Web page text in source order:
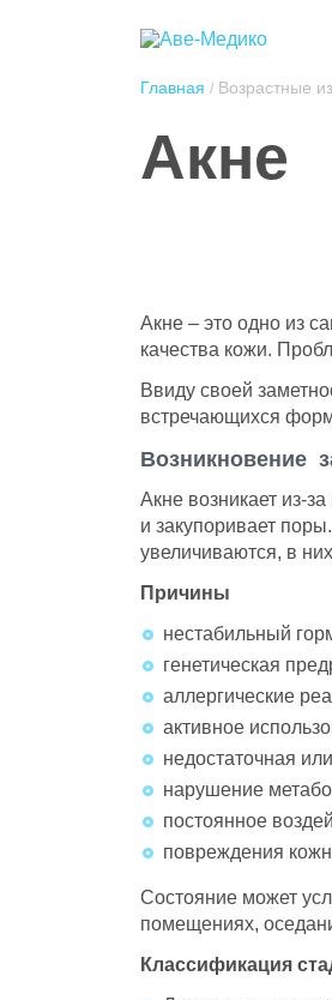
Главная / Возрастные
Акне
Акне – это одно из
качества кожи.
Ввиду своей
встречающихся
Возникновение
Акне возникает из-
и закупоривает
увеличиваются, в
Причины
нестабильный
генетическая
аллергические
активное
недостаточная
нарушение
постоянное
повреждения
Состояние может
помещениях,
Классификация